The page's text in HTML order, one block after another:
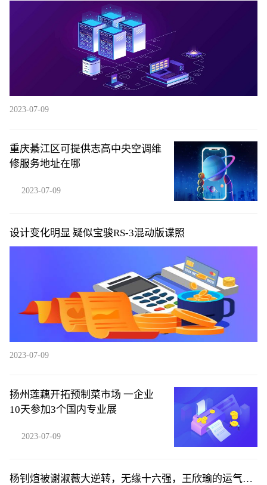
2023-07-09
重庆綦江区可提供志高中央空调维
修服务地址在哪
2023-07-09
设计变化明显 疑似宝骏RS-3混动版谍照
2023-07-09
扬州莲藕开拓预制菜市场 一企业
10天参加3个国内专业展
2023-07-09
杨钊煊被谢淑薇大逆转，无缘十六强，王欣瑜的运气真